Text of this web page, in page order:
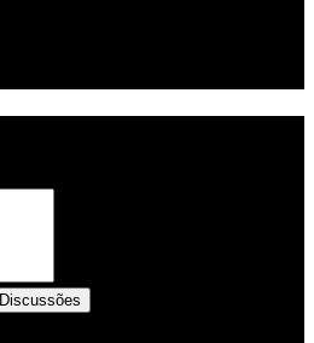
Discussões